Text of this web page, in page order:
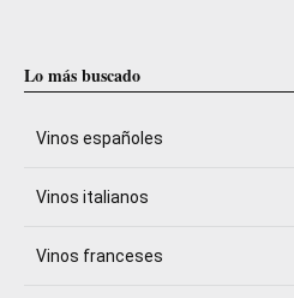
Lo más buscado
Vinos españoles
Vinos italianos
Vinos franceses